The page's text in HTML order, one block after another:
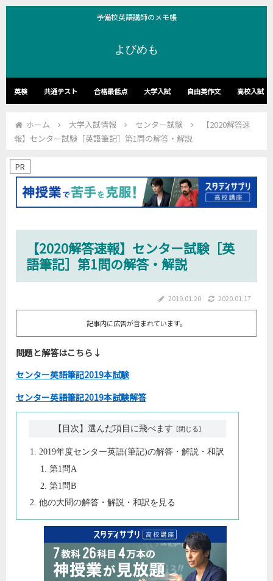
予備校英語講師のメモ帳
よびめも
英検 共通テスト 合格最低点 大学入試 自由英作文 高校入試
ホーム 大学入試情報 センター試験
【2020解答速
報】センター試験［英語筆記］第1問の解答・解説
PR
【2020解答速報】センター試験［英
語筆記］第1問の解答・解説
2019.01.20 2020.01.17
記事内に広告が含まれています。
問題と解答はこちら↓
センター英語筆記2019本試験
センター英語筆記2019本試験解答
【目次】選んだ項目に飛べます
2019年度センター英語(筆記)の解答・解説・和訳
第1問A
第1問B
他の大問の解答・解説・和訳を見る